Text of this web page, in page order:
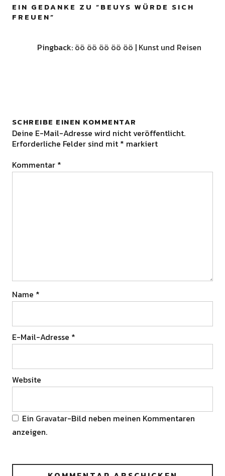
EIN GEDANKE ZU “BEUYS WÜRDE SICH
FREUEN”
Pingback: öö öö öö öö öö | Kunst und Reisen
SCHREIBE EINEN KOMMENTAR
Deine E-Mail-Adresse wird nicht veröffentlicht.
Erforderliche Felder sind mit * markiert
Kommentar *
Name *
E-Mail-Adresse *
Website
Ein Gravatar-Bild neben meinen Kommentaren
anzeigen.